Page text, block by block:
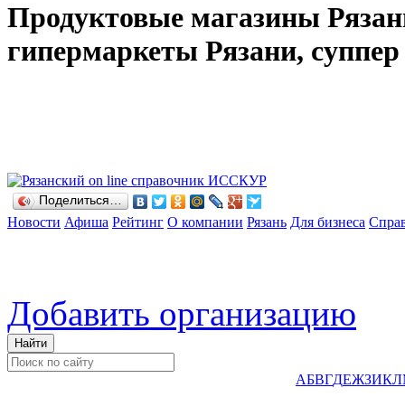
Продуктовые магазины
гипермаркеты Рязани,
Поделиться…
Новости Афиша Рейтинг О компании Рязань Для бизнеса
Добавить организацию
АБВГДЕЖЗИКЛ